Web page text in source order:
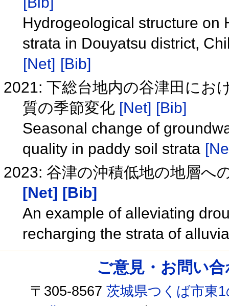
Hydrogeological structure on
strata in Douyatsu district,
[Net] [Bib]
2021: 下総台地内の谷津田にお
質の季節変化 [Net] [Bib]
Seasonal change of
quality in paddy soil strata
2023: 谷津の沖積低地の地層へ
[Net] [Bib]
An example of alleviating
recharging the strata of
ご意見・お問い
〒305-8567茨城県つくば市東